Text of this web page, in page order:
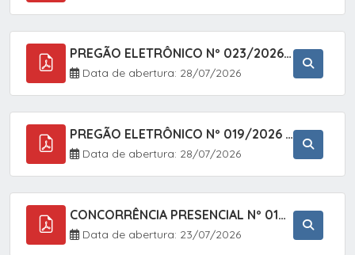
PREGÃO ELETRÔNICO Nº 023/2026 - AQUISIÇÃO DE ENXOVAL INFANTIL, EM ATENDIMENTO À SECRETARIA MUNICIPAL DE EDUCAÇÃO, ATRAVÉS DO SISTEMA DE REGISTRO DE PREÇOS (SRP).
Data de abertura: 28/07/2026
PREGÃO ELETRÔNICO Nº 019/2026 - CONTRATAÇÃO DE EMPRESA ESPECIALIZADA PARA A PRESTAÇÃO DE SERVIÇOS VETERINÁRIOS CLÍNICOS E CIRÚRGICOS, COM FOCO EM AÇÕES DE SAÚDE PÚBLICA, BEM-ESTAR ANIMAL E CONTROLE POPULACIONAL ÉTICO DE CÃES E GATOS, EM ATENDIMENTO À
Data de abertura: 28/07/2026
CONCORRÊNCIA PRESENCIAL Nº 018/2026 - PAVIMENTAÇÃO ASFÁLTICA NO BAIRRO VOTUPOCA ? ESTRADA DA RAPOSA, NO MUNICÍPIO DE SETE BARRAS/SP
Data de abertura: 23/07/2026